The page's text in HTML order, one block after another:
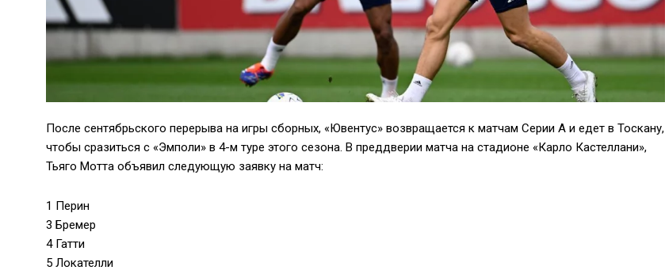
После сентябрьского перерыва на игры сборных, «Ювентус» возвращается к матчам Серии А и едет в Тоскану,
чтобы сразиться с «Эмполи» в 4-м туре этого сезона. В преддверии матча на стадионе «Карло Кастеллани»,
Тьяго Мотта объявил следующую заявку на матч:
1 Перин
3 Бремер
4 Гатти
5 Локателли